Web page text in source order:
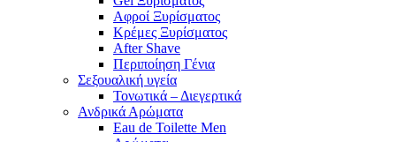
Αφροί Ξυρίσματος
Κρέμες Ξυρίσματος
After Shave
Περιποίηση Γένια
Σεξουαλική υγεία
Τονωτικά – Διεγερτικά
Ανδρικά Αρώματα
Eau de Toilette Men